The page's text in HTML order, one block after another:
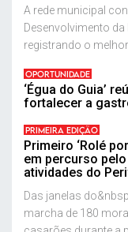
A rede municipal
Desenvolvimento da
registrando o
OPORTUNIDADE
‘Égua do Guia’
fortalecer a
PRIMEIRA EDIÇÃO
Primeiro ‘Rolé
em percurso
atividades do
Das janelas
marcha de 180